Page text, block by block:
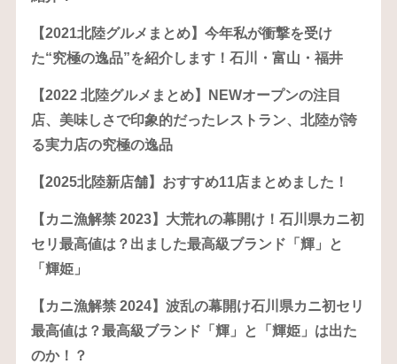
【2021北陸グルメまとめ】今年私が衝撃を受け
た“究極の逸品”を紹介します！石川・富山・福井
【2022 北陸グルメまとめ】NEWオープンの注目
店、美味しさで印象的だったレストラン、北陸が誇
る実力店の究極の逸品
【2025北陸新店舗】おすすめ11店まとめました！
【カニ漁解禁 2023】大荒れの幕開け！石川県カニ初
セリ最高値は？出ました最高級ブランド「輝」と
「輝姫」
【カニ漁解禁 2024】波乱の幕開け石川県カニ初セリ
最高値は？最高級ブランド「輝」と「輝姫」は出た
のか！？